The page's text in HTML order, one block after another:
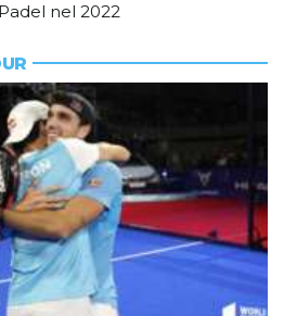
nel 2022